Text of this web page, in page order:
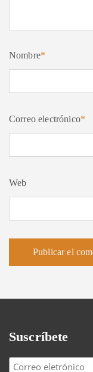
Nombre*
Correo electrónico*
Web
Suscríbete